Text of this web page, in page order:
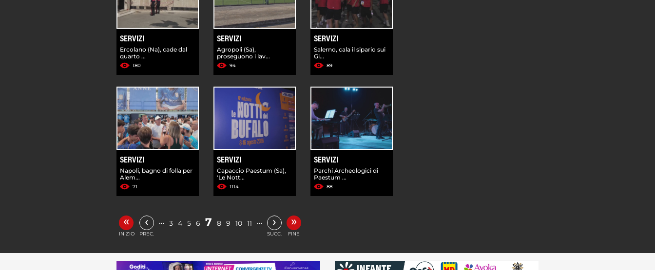
SERVIZI
Ercolano (Na), cade dal
quarto ...
180
SERVIZI
Agropoli (Sa),
proseguono i lav...
94
SERVIZI
Salerno, cala il sipario sui
Gi...
89
SERVIZI
Napoli, bagno di folla per
Alem...
71
SERVIZI
Capaccio Paestum (Sa),
'Le Nott...
1114
SERVIZI
Parchi Archeologici di
Paestum ...
88
«
INIZIO
‹
PREC.
… 3 4 5 6 7 8 9 10 11 … ›
SUCC.
»
FINE